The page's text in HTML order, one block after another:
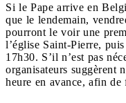
Si le Pape arrive en
que le lendemain,
pourront le voir une
l’église Saint-Pierre,
17h30. S’il n’est pas
organisateurs suggèrent
heure en avance, afin